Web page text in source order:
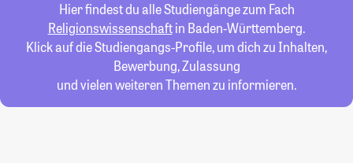
Hier findest du alle Studiengänge zum Fach
Religionswissenschaftin Baden-Württemberg.
Klick auf die Studiengangs-Profile, um dich zu Inhalten,
Bewerbung, Zulassung
und vielen weiteren Themen zu informieren.